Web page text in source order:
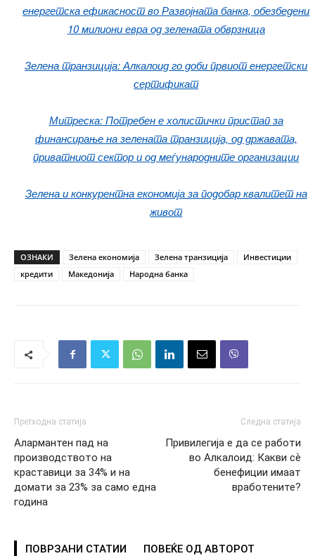
енергетска ефикасност во Развојната банка, обезбедени
10 милиони евра од зелената обврзница
Зелена транзиција: Алкалоид го доби првиот енергетски
сертификат
Митреска: Потребен е холистички пристап за
финансирање на зелената транзиција, од државата,
приватниот сектор и од меѓународните организации
Зелена и конкурентна економија за подобар квалитет на
живот
ОЗНАКИ Зелена економија Зелена транзиција
Инвестиции
кредити
Македонија Народна банка
Претходна статија
Алармантен пад на
производството на
краставици за 34% и на
домати за 23% за само една
година
Следна статија
Привилегија е да се работи
во Алкалоид: Какви сѐ
бенефиции имаат
вработените?
ПОВРЗАНИ СТАТИИ ПОВЕЌЕ ОД АВТОРОТ